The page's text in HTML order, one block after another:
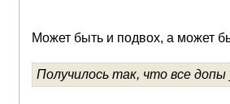
Может быть и подвох, а может
Получилось так, что все